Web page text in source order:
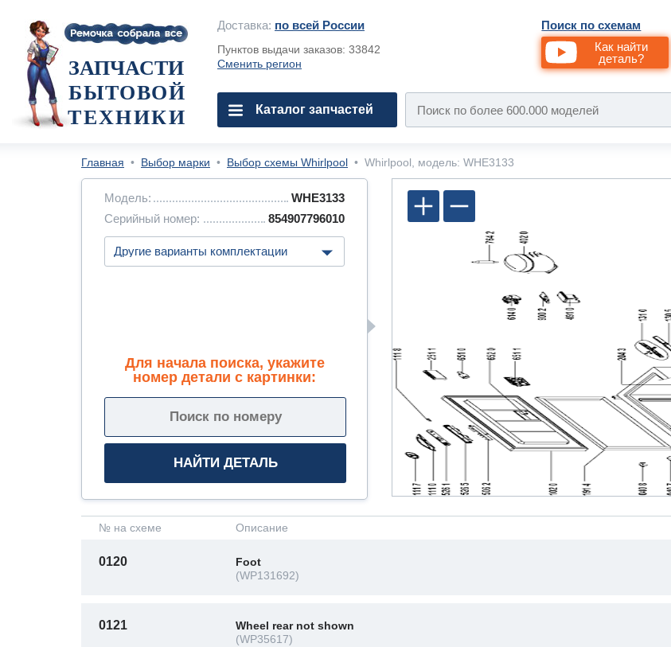
Доставка: по всей России
Пунктов выдачи заказов: 33842
Сменить регион
Поиск по схемам
Как найти
деталь?
ЗАПЧАСТИ
БЫТОВОЙ
ТЕХНИКИ
Каталог запчастей
Главная • Выбор марки • Выбор схемы Whirlpool • Whirlpool, модель: WHE3133
Модель:
WHE3133
Серийный номер:
854907796010
Для начала поиска, укажите
номер детали с картинки:
№ на схеме Описание
0120
Foot
(WP131692)
0121
Wheel rear not shown
(WP35617)